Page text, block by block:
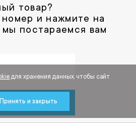
товар?
и нажмите на
постараемся вам
товар
для хранения данных, чтобы сайт
Принять и закрыть